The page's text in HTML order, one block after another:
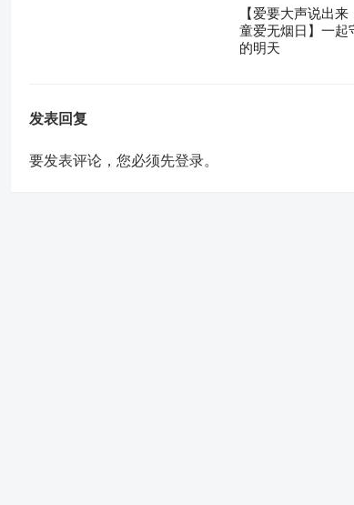
【爱要大声说出
童爱无烟日】一起
的明天
发表回复
要发表评论，您必须先登录。